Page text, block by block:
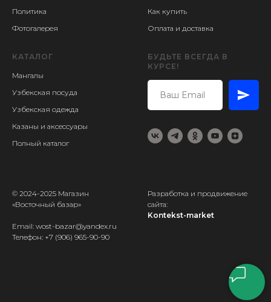
Политика
Фотогалерея
Как купить
Оплата и доставка
КАТАЛОГ
Мангалы
Узбекская посуда
Узбекская одежда
Казаны и аксессуары
Полный каталог
БУДЬТЕ ВСЕГДА В
КУРСЕ!
© 2024-2025 Магазин
«Восточный базар»
Email: wost-bazar@yandex.ru
Телефон: +7 (906) 965-90-90
Разработка и продвижение
сайта:
Kontekst-market